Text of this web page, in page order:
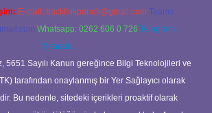
E-mail: backlinkpaneli@gmail.com Teams:
Whatsapp: 0262 606 0 726 Telegram:
@karabul
5651 Sayılı Kanun gereğince Bilgi Teknolojileri ve
tarafından onaylanmış bir Yer Sağlayıcı olarak
Bu nedenle, sitedeki içerikleri proaktif olarak